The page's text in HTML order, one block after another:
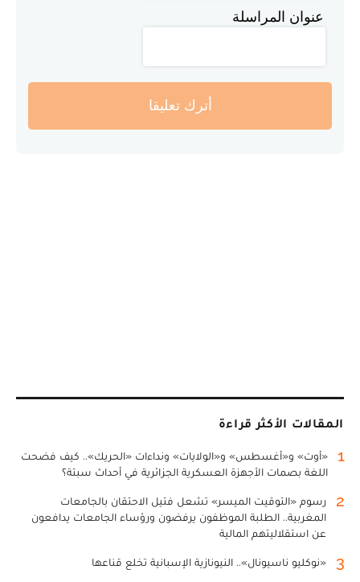
عنوان المراسلة
أترك تعليقا
المقالات الأكثر قراءة
1
«أوت» و«أغسطس» و«الولايات» ونداءات «الحريك».. كيف فضحت
اللغة بصمات الأجهزة العسكرية الجزائرية في أحداث سبتة؟
2
رسوم «التوقيت الميسر» تشعل فتيل الاحتقان بالجامعات
المغربية.. الطلبة الموظفون يرفضون ورؤساء الجامعات يدافعون
عن استقلاليتهم المالية
3 «نوكليو ناسيونال».. النيونازية الإسبانية تخلع قناعها